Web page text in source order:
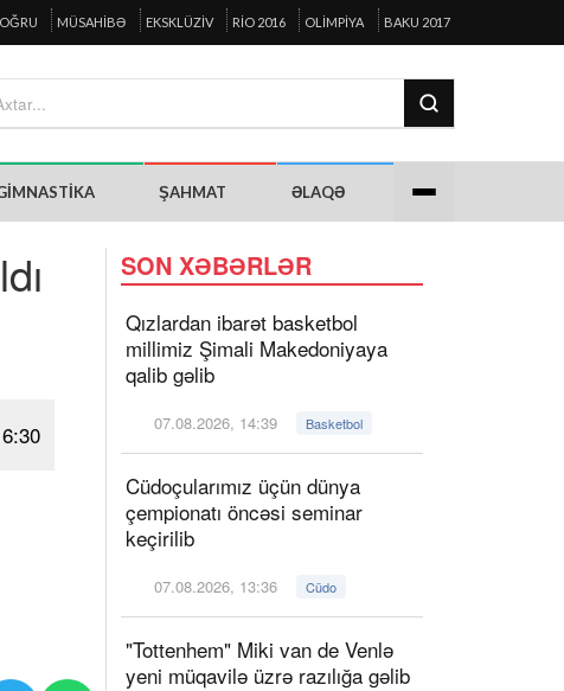
MÜSAHIBƏ EKSKLÜZIV RIO 2016 OLIMPIYA BAKU 2017
ŞAHMAT ƏLAQƏ
SON XƏBƏRLƏR
Qızlardan ibarət basketbol
millimiz Şimali Makedoniyaya
qalib gəlib
07.08.2026, 14:39 Basketbol
Cüdoçularımız üçün dünya
çempionatı öncəsi seminar
keçirilib
07.08.2026, 13:36 Cüdo
"Tottenhem" Miki van de Venlə
yeni müqavilə üzrə razılığa gəlib